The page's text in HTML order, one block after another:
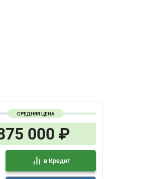
СРЕДНЯЯ ЦЕНА
000 ₽
в Кредит